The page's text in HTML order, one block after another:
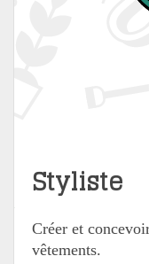
Styliste
Créer et
vêtements.